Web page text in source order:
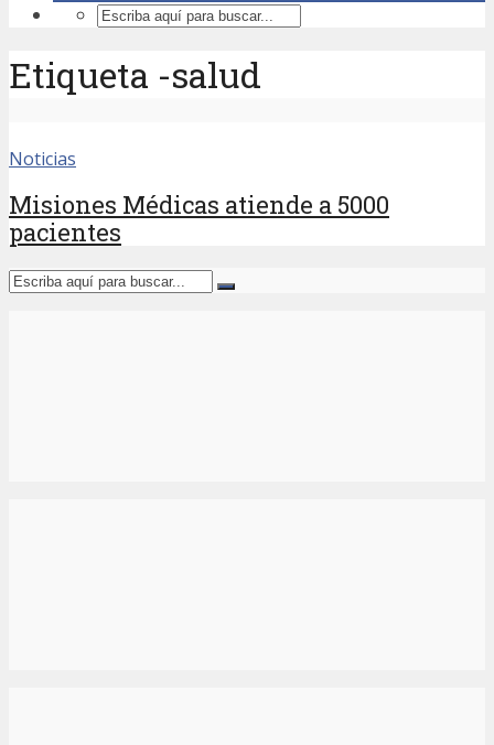
Etiqueta -salud
Noticias
Misiones Médicas atiende a 5000
pacientes